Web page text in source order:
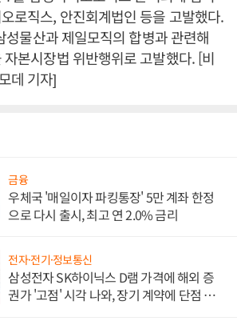
로직스, 안진회계법인 등을 고발했다.
성물산과 제일모직의 합병과 관련해
본시장법 위반행위로 고발했다. [비
데 기자]
금융
우체국 '매일이자 파킹통장' 5만 계좌 한정
으로 다시 출시, 최고 연 2.0% 금리
전자·전기·정보통신
삼성전자 SK하이닉스 D램 가격에 해외 증
권가 '고점' 시각 나와, 장기 계약에 단점 부